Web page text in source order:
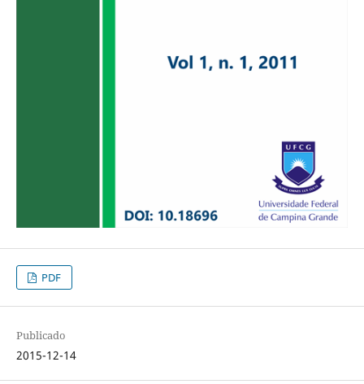
PDF
Publicado
2015-12-14